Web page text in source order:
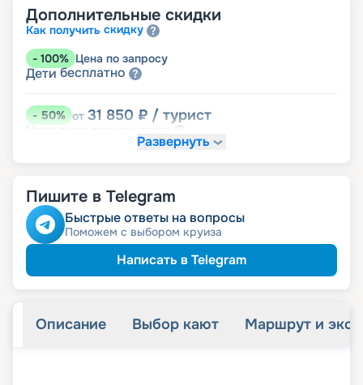
Дополнительные скидки
Как получить скидку
- 100% Цена по запросу
Детибесплатно
-50% от 31 850 ₽ / турист
Неполное
Скидки за размещение на дополнительных
места
-15% от 54 145 ₽/ турист
Скидка пенсионерам
Развернуть
Пишите в Telegram
Быстрые ответы на вопросы
Поможем с выбором круиза
Написать в Telegram
Описание Выбор кают Маршрут и